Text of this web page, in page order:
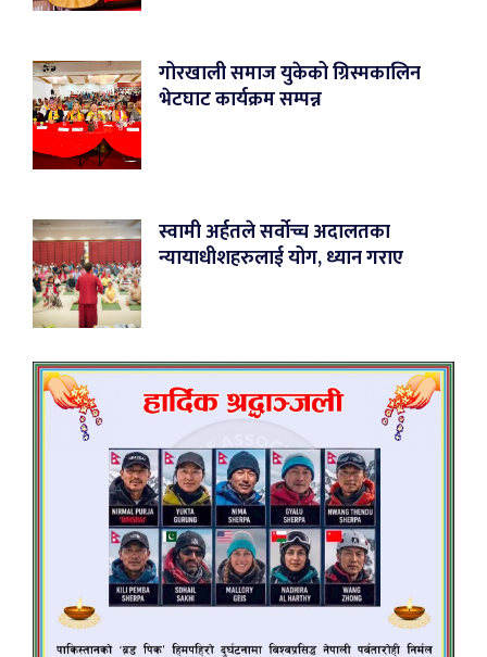
गोरखाली समाज युकेको ग्रिस्मकालिन
भेटघाट कार्यक्रम सम्पन्न
स्वामी अर्हतले सर्वोच्च अदालतका
न्यायाधीशहरुलाई योग, ध्यान गराए